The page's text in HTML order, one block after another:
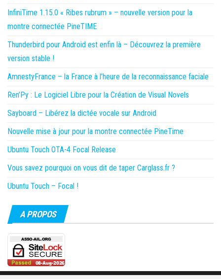
InfiniTime 1.15.0 « Ribes rubrum » – nouvelle version pour la
montre connectée PineTIME
Thunderbird pour Android est enfin là – Découvrez la première
version stable !
AmnestyFrance – la France à l’heure de la reconnaissance faciale
Ren’Py : Le Logiciel Libre pour la Création de Visual Novels
Sayboard – Libérez la dictée vocale sur Android
Nouvelle mise à jour pour la montre connectée PineTime
Ubuntu Touch OTA-4 Focal Release
Vous savez pourquoi on vous dit de taper Carglass.fr ?
Ubuntu Touch – Focal !
A PROPOS